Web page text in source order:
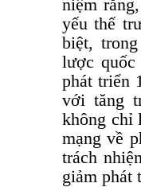
niệm
yếu thế
biệt,
lược
phát triển
với tăng
không chỉ
mạng về
trách
giảm phát